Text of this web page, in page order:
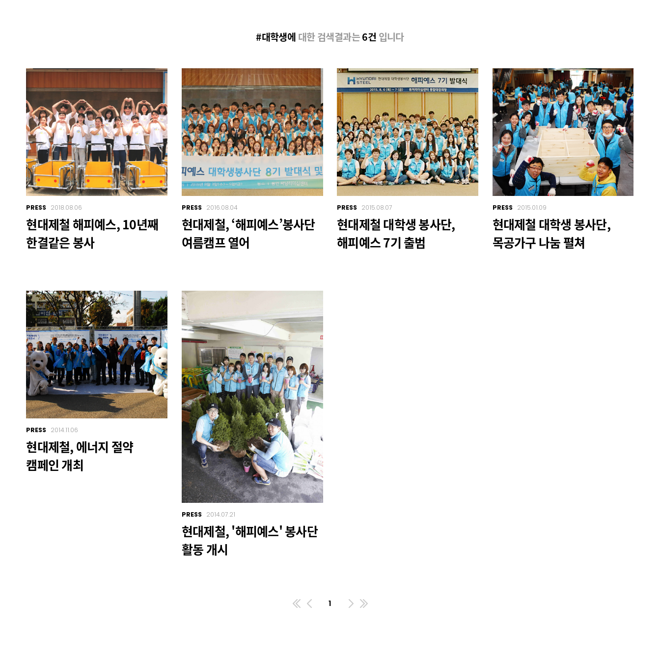
#대학생에 대한 검색결과는6건 입니다
PRESS 2018.08.06
현대제철 해피예스, 10년째
한결같은 봉사
PRESS 2016.08.04
현대제철, ‘해피예스’봉사단
여름캠프 열어
PRESS 2015.08.07
현대제철 대학생 봉사단,
해피예스 7기 출범
PRESS 2015.01.09
현대제철 대학생 봉사단,
목공가구 나눔 펼쳐
PRESS 2014.11.06
현대제철, 에너지 절약
캠페인 개최
PRESS 2014.07.21
현대제철, '해피예스' 봉사단
활동 개시
첫번째페이지 1 마지막페이지